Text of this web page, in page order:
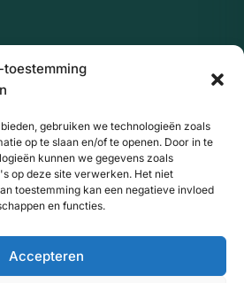
toestemming
gebruiken we technologieën zoals
op te slaan en/of te openen. Door in te
kunnen we gegevens zoals
op deze site verwerken. Het niet
toestemming kan een negatieve invloed
en functies.
Accepteren
met nieuwe experts en
Geen spam, uitschrijven
akkoord met onze